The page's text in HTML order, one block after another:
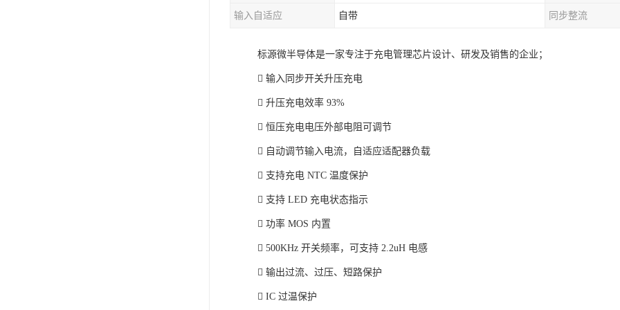
输入自适应 自带 同步整流
标源微半导体是一家专注于充电管理芯片设计、研发及销售的企业；
 输入同步开关升压充电
 升压充电效率 93%
 恒压充电电压外部电阻可调节
 自动调节输入电流，自适应适配器负载
 支持充电 NTC 温度保护
 支持 LED 充电状态指示
 功率 MOS 内置
 500KHz 开关频率，可支持 2.2uH 电感
 输出过流、过压、短路保护
 IC 过温保护